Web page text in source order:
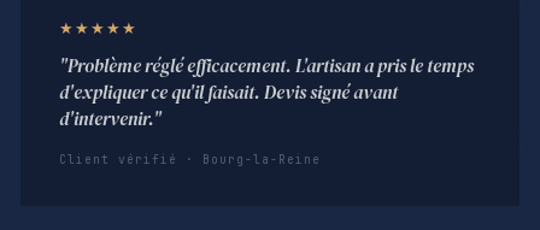
★★★★★
"Problème réglé efficacement. L'artisan a pris le temps
d'expliquer ce qu'il faisait. Devis signé avant
d'intervenir."
Client vérifié · Bourg-la-Reine